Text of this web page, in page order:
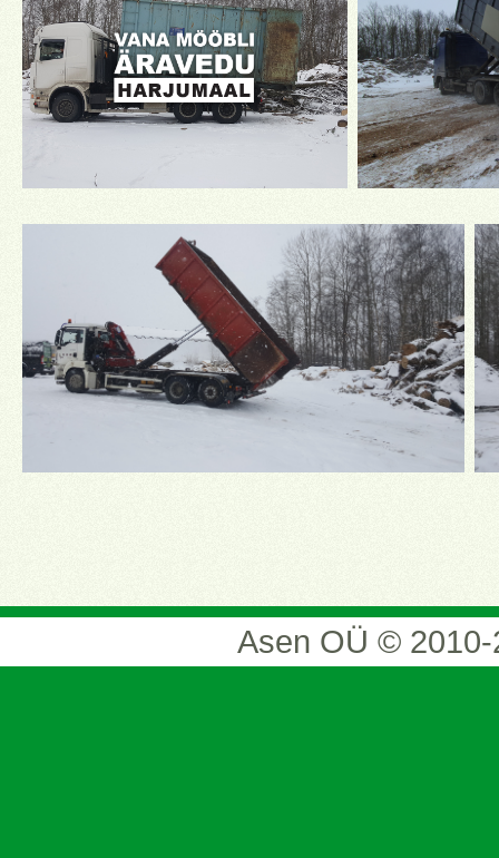
Asen OÜ © 2010-